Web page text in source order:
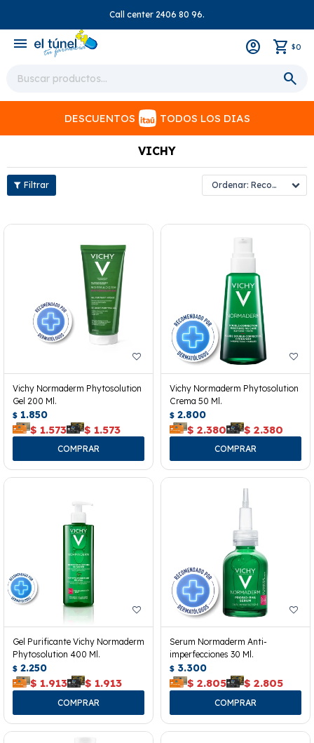
Call center 2406 80 96.
menu $0
DESCUENTOS TODOS LOS DIAS
VICHY
Recomendados
Vichy Normaderm Phytosolution
Gel 200 Ml.
$ 1.850
$ 1.573 $ 1.573
Vichy Normaderm Phytosolution
Crema 50 Ml.
$ 2.800
$ 2.380 $ 2.380
Gel Purificante Vichy Normaderm
Phytosolution 400 Ml.
$ 2.250
$ 1.913 $ 1.913
Serum Normaderm Anti-
imperfecciones 30 Ml.
$ 3.300
$ 2.805 $ 2.805
close